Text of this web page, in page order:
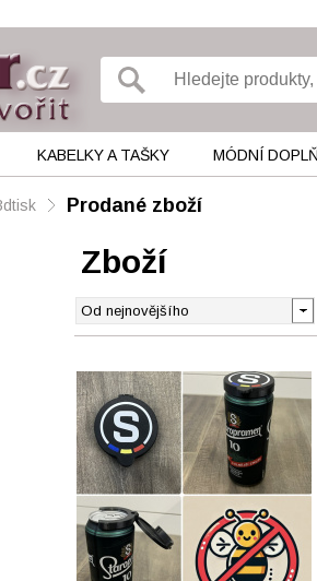
KABELKY A TAŠKY MÓDNÍ
Prodané zboží
Zboží